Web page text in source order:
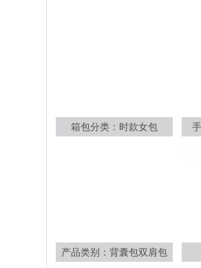
箱包分类：时款女包
产品类别：背囊包双肩包